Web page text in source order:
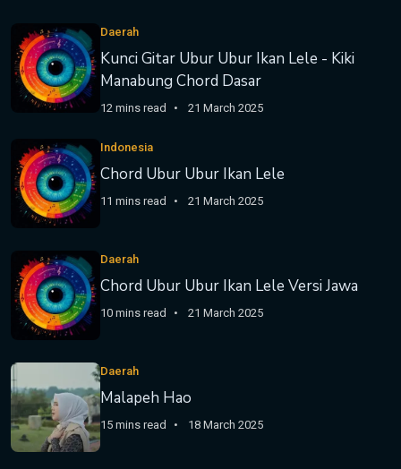
Daerah
Kunci Gitar Ubur Ubur Ikan Lele - Kiki
Manabung Chord Dasar
12 mins read 21 March 2025
Indonesia
Chord Ubur Ubur Ikan Lele
11 mins read 21 March 2025
Daerah
Chord Ubur Ubur Ikan Lele Versi Jawa
10 mins read 21 March 2025
Daerah
Malapeh Hao
15 mins read 18 March 2025